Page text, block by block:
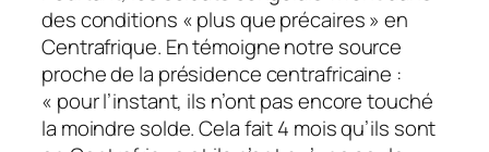
des conditions «plus que précaires» en
Centrafrique. En témoigne notre source
proche de la présidence centrafricaine :
« pour l’instant, ils n’ont pas encore touché
la moindre solde. Cela fait 4 mois qu’ils sont